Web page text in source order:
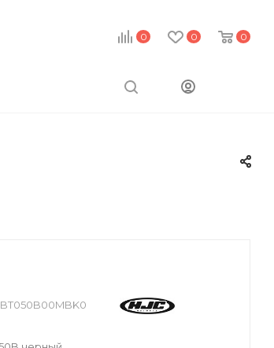
0 0 0
BT050B00MBK0